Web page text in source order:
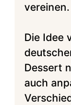
vereinen.
Die Idee
Dessert
auch